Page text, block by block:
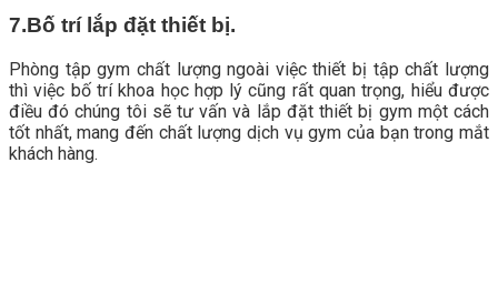
7.Bố trí lắp đặt thiết bị.
Phòng tập gym chất lượng ngoài việc thiết bị tập chất lượng
thì việc bố trí khoa học hợp lý cũng rất quan trọng, hiểu được
điều đó chúng tôi sẽ tư vấn và lắp đặt thiết bị gym một cách
tốt nhất, mang đến chất lượng dịch vụ gym của bạn trong mắt
khách hàng.